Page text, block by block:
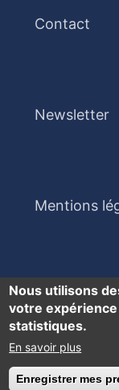
Contact
Newsletter
Mentions
Accessibilité :
Nous utilisons
votre
statistiques.
En savoir plus
Enregistrer mes